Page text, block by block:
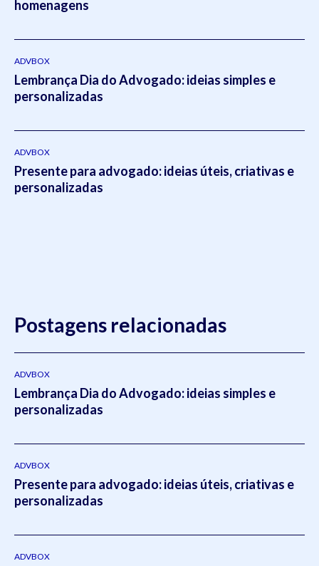
setores do escritório.Em 2021, Eduardo publicou o livro
pela editoraViseu.
homenagens
ADVBOX
Lembrança Dia do Advogado: ideias simples e
personalizadas
ADVBOX
Presente para advogado: ideias úteis, criativas e
personalizadas
Postagens relacionadas
ADVBOX
Lembrança Dia do Advogado: ideias simples e
personalizadas
ADVBOX
Presente para advogado: ideias úteis, criativas e
personalizadas
ADVBOX